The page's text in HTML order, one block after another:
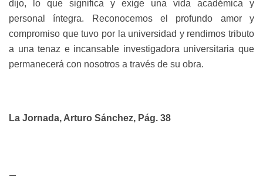
dijo,
lo que significa y exige una vida académica y
personal íntegra. Reconocemos el profundo amor y
compromiso que tuvo por la universidad y rendimos tributo
a una tenaz e incansable investigadora universitaria que
permanecerá con nosotros a través de su obra.
La Jornada, Arturo Sánchez, Pág. 38
—